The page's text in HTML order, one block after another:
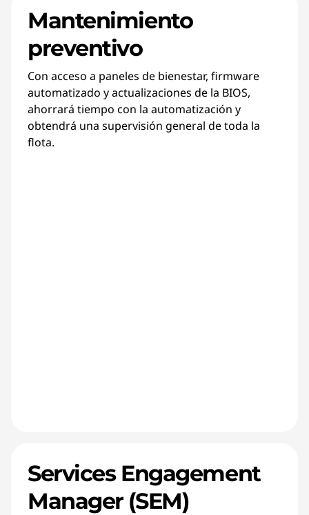
Mantenimiento
preventivo
Con acceso a paneles de bienestar, firmware
automatizado y actualizaciones de la BIOS,
ahorrará tiempo con la automatización y
obtendrá una supervisión general de toda la
flota.
Services Engagement
Manager (SEM)